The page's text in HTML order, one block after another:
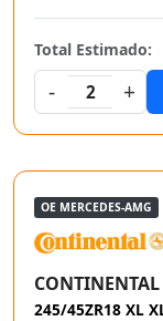
Total Estimado:
-
2 +
OE MERCEDES-AMG
245/45ZR18 XL